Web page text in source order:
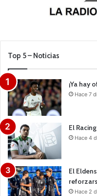
Top 5 – Noticias
¡Ya hay
Hace 7
El
Hace 4
El
Hace 2